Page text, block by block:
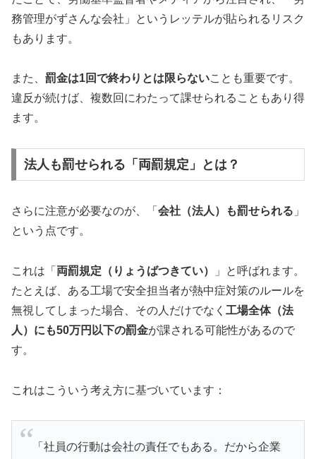
務管理がずさんな会社」というレッテルが貼られるリスク
もあります。
また、 罰金は1回で終わりとは限らないことも重要です。
違反が続けば、複数回にわたって課せられることもあり得
ます。
法人も罰せられる「両罰規定」とは？
さらに注意が必要なのが、「 会社（法人）も罰せられる 」
という点です。
これは「 両罰規定（りょうばつきてい）
」と呼ばれます。
たとえば、ある工場で安全担当者が熱中症対策のルールを
無視してしまった場合、その人だけでなく 工場全体（法
人）にも50万円以下の罰金が課される可能性があるので
す。
これはこういう考え方に基づいています：
「社員の行動は会社の責任でもある。だから企業